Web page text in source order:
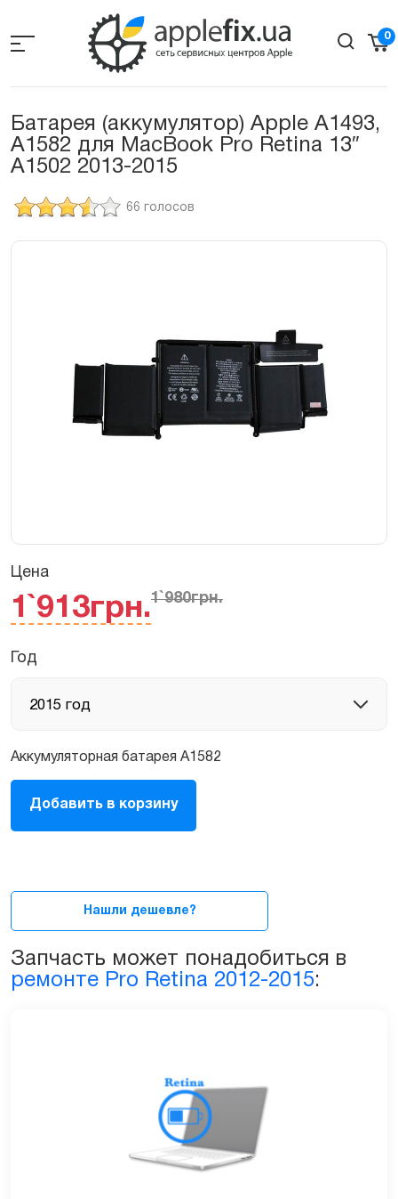
the
0
Батарея (аккумулятор) Apple A1493,
A1582 для MacBook Pro Retina 13″
A1502 2013-2015
66 голосов
Цена
1`913грн.1`980грн.
Год
Аккумуляторная батарея A1582
Батарея
(аккумулятор)
Apple
Pro
13″
A1502
Добавить в корзину
Нашли дешевле?
Запчасть может понадобиться в
ремонте Pro Retina 2012-2015: